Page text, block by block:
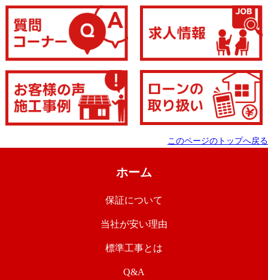
このページのトップへ戻る
ホーム
保証について
当社が安い理由
標準工事とは
Q&A